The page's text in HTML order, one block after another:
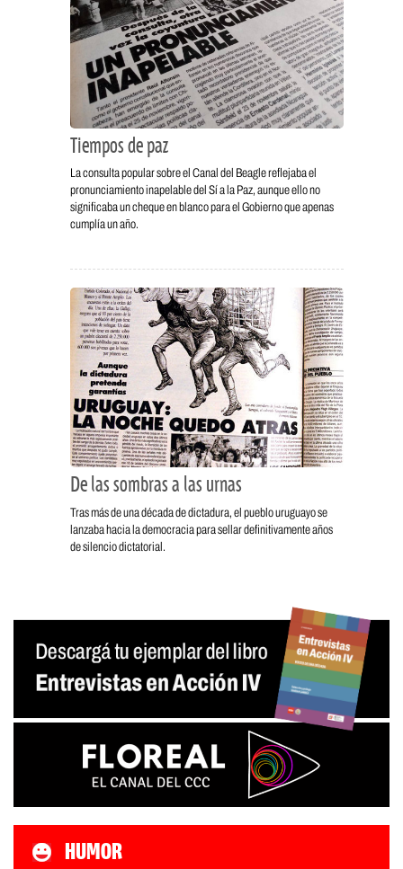
Tiempos de paz
La consulta popular sobre el Canal del Beagle reflejaba el
pronunciamiento inapelable del Sí a la Paz, aunque ello no
significaba un cheque en blanco para el Gobierno que apenas
cumplía un año.
De las sombras a las urnas
Tras más de una década de dictadura, el pueblo uruguayo se
lanzaba hacia la democracia para sellar definitivamente años
de silencio dictatorial.
HUMOR